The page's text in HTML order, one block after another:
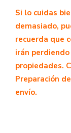
Si lo cuidas
demasiado,
recuerda que
irán
propiedades.
Preparación
envío.